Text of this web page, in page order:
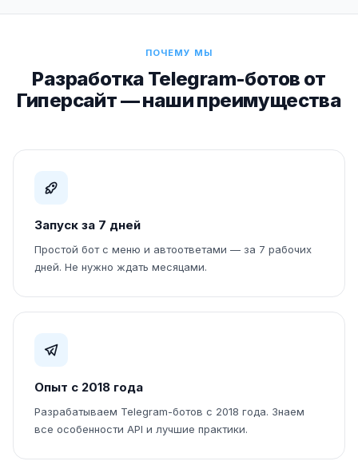
ПОЧЕМУ МЫ
Разработка Telegram-ботов от
Гиперсайт — наши преимущества
Запуск за 7 дней
Простой бот с меню и автоответами — за 7 рабочих
дней. Не нужно ждать месяцами.
Опыт с 2018 года
Разрабатываем Telegram-ботов с 2018 года. Знаем
все особенности API и лучшие практики.